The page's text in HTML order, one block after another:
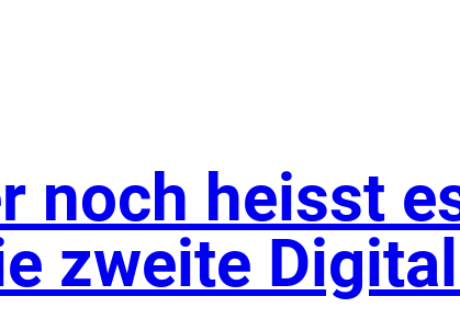
noch heisst
zweite